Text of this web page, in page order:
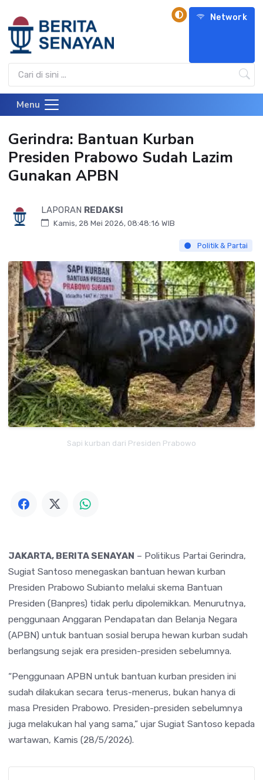
Network
Menu
Gerindra: Bantuan Kurban
Presiden Prabowo Sudah Lazim
Gunakan APBN
LAPORAN REDAKSI
Kamis, 28 Mei 2026, 08:48:16 WIB
Politik & Partai
Sapi kurban dari Presiden Prabowo
JAKARTA, BERITA SENAYAN – Politikus Partai Gerindra,
Sugiat Santoso menegaskan bantuan hewan kurban
Presiden Prabowo Subianto melalui skema Bantuan
Presiden (Banpres) tidak perlu dipolemikkan. Menurutnya,
penggunaan Anggaran Pendapatan dan Belanja Negara
(APBN) untuk bantuan sosial berupa hewan kurban sudah
berlangsung sejak era presiden-presiden sebelumnya.
“Penggunaan APBN untuk bantuan kurban presiden ini
sudah dilakukan secara terus-menerus, bukan hanya di
masa Presiden Prabowo. Presiden-presiden sebelumnya
juga melakukan hal yang sama,” ujar Sugiat Santoso kepada
wartawan, Kamis (28/5/2026).